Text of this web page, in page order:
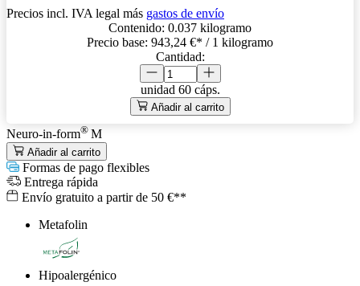
Precios incl. IVA legal más gastos de envío
Contenido: 0.037 kilogramo
Precio base: 943,24 €* / 1 kilogramo
Cantidad:
unidad 60 cáps.
Añadir al carrito
Neuro-in-form® M
Añadir al carrito
Formas de pago flexibles
Entrega rápida
Envío gratuito a partir de 50 €**
Metafolin
®
Hipoalergénico